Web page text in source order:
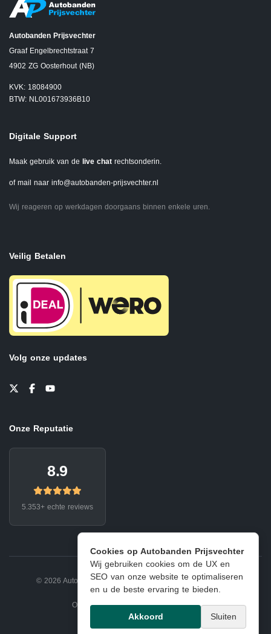
Cookies op Autobanden Prijsvechter
Wij gebruiken cookies om de UX en
SEO van onze website te optimaliseren
en u de beste ervaring te bieden.
Akkoord Sluiten
Autobanden Prijsvechter
Graaf Engelbrechtstraat 7
4902 ZG Oosterhout (NB)
KVK: 18084900
BTW: NL001673936B10
Digitale Support
Maak gebruik van de live chat rechtsonderin.
of mail naar info@autobanden-prijsvechter.nl
Wij reageren op werkdagen doorgaans binnen enkele uren.
Veilig Betalen
Volg onze updates
Onze Reputatie
8.9
5.353+ echte reviews
© 2026 Autobanden Prijsvechter. Privacy | Voorwaarden
Onderdeel van EJ Banden Oosterhout